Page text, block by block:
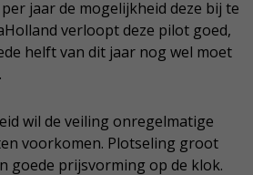
jaar de mogelijkheid deze bij te
verloopt deze pilot goed,
helft van dit jaar nog wel moet
wil de veiling onregelmatige
voorkomen. Plotseling groot
goede prijsvorming op de klok.